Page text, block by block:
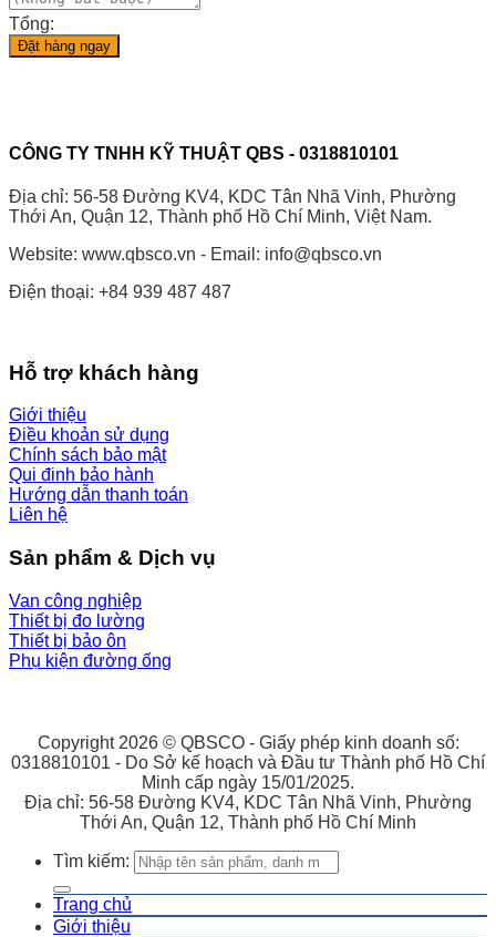
Tổng:
Đặt hàng ngay
CÔNG TY TNHH KỸ THUẬT QBS - 0318810101
Địa chỉ: 56-58 Đường KV4, KDC Tân Nhã Vinh, Phường
Thới An, Quận 12, Thành phố Hồ Chí Minh, Việt Nam.
Website: www.qbsco.vn - Email: info@qbsco.vn
Điện thoại: +84 939 487 487
Hỗ trợ khách hàng
Giới thiệu
Điều khoản sử dụng
Chính sách bảo mật
Qui đinh bảo hành
Hướng dẫn thanh toán
Liên hệ
Sản phẩm & Dịch vụ
Van công nghiệp
Thiết bị đo lường
Thiết bị bảo ôn
Phụ kiện đường ống
Copyright 2026 © QBSCO - Giấy phép kinh doanh số:
0318810101 - Do Sở kế hoạch và Đầu tư Thành phố Hồ Chí
Minh cấp ngày 15/01/2025.
Địa chỉ: 56-58 Đường KV4, KDC Tân Nhã Vinh, Phường
Thới An, Quận 12, Thành phố Hồ Chí Minh
Tìm kiếm:
Trang chủ
Giới thiệu